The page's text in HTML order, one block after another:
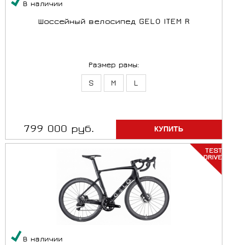
В наличии
Шоссейный велосипед GELO ITEM R
Размер рамы:
S M L
799 000 руб.
В наличии